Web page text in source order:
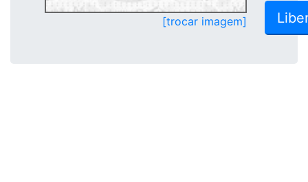
[trocar imagem]